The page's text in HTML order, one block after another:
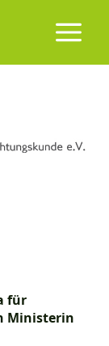
für
Ministerin